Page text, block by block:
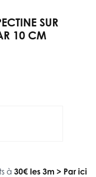
SUR
10 CM
à 30€ les 3m > Par ici